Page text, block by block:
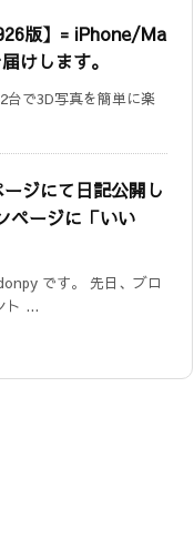
版】= iPhone/Ma
けします。
台で3D写真を簡単に楽
ジにて日記公開し
ページに「いい
です。 先日、ブロ
ト ...